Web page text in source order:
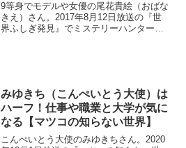
9等身でモデルや女優の尾花貴絵（おばな
きえ）さん。2017年8月12日放送の『世
界ふしぎ発見』でミステリーハンターに
みゆきち（こんぺいとう大使）は
ハーフ！仕事や職業と大学が気に
なる【マツコの知らない世界】
こんぺいとう大使のみゆきちさん。2020